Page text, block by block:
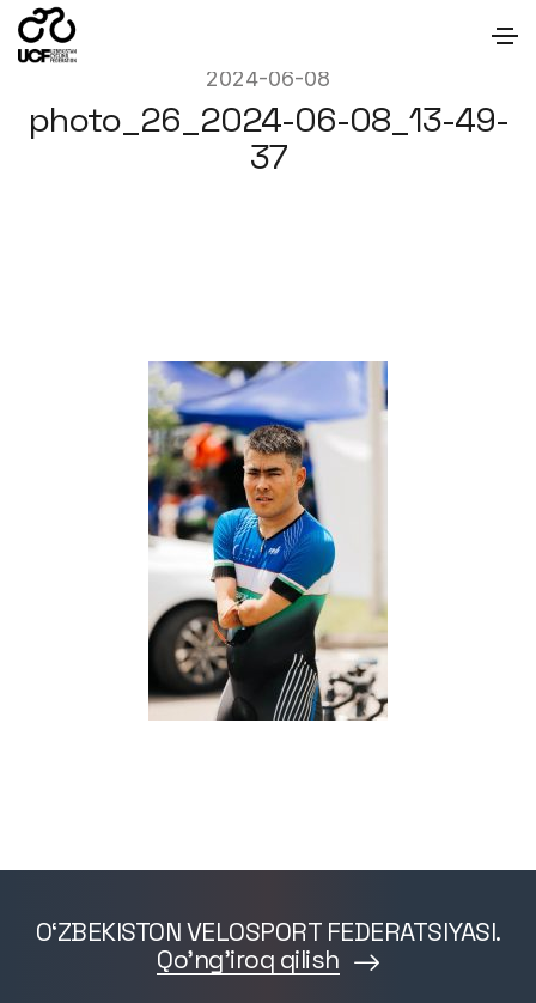
2024-06-08
photo_26_2024-06-08_13-49-
37
O‘ZBEKISTON VELOSPORT FEDERATSIYASI.
Qo'ng'iroq qilish